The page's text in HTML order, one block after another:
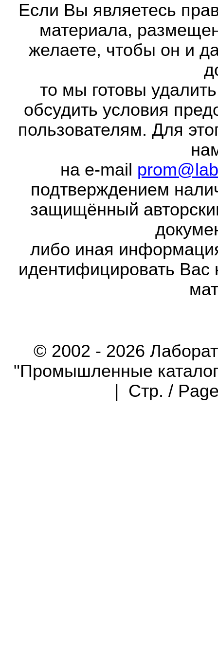
Если Вы являетесь
материала,
желаете, чтобы он и
то мы готовы
обсудить условия
пользователям. Для
на e-mail
подтверждением
защищённый
либо иная
идентифицировать Вас
© 2002 - 2026
"Промышленные
| Стр. /